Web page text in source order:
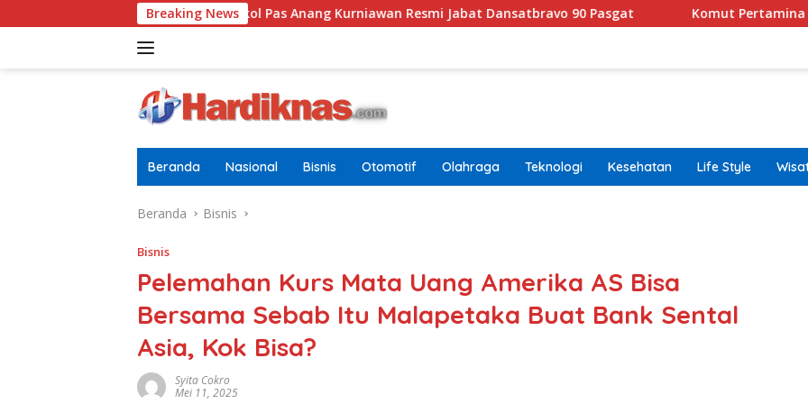
ke
Breaking News
Letkol Pas Anang Kurniawan Resmi Jabat Dansatbravo 90 Pasgat Komut Pertamina Tegaskan Tak
Beranda Nasional Bisnis Otomotif Olahraga Teknologi Kesehatan Life Style
Beranda Bisnis
Bisnis
Pelemahan Kurs Mata Uang Amerika AS Bisa
Bersama Sebab Itu Malapetaka Buat Bank Sental
Asia, Kok Bisa?
Syita Cokro
Mei 11, 2025